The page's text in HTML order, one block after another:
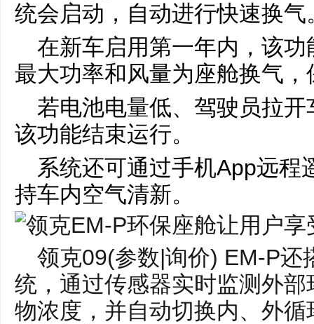
统会启动，自动进行快速换气
在新车启用第一年内，该
最大功率和风量为座舱换气
若电池电量低、驾驶员拉
该功能结束运行。
系统还可通过手机App远程
持车内空气清新。
领克09(参数|询价) EM-P还
统，通过传感器实时监测外
物浓度，并自动切换内、外